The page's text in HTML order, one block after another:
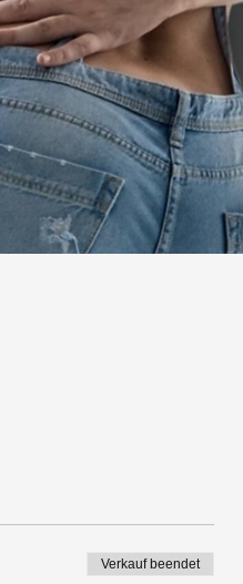
Verkauf beendet